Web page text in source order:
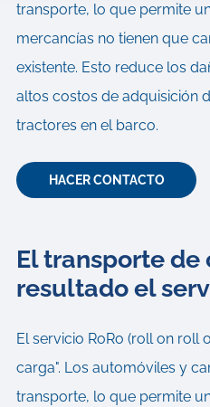
transporte, lo que permite
mercancías no tienen que
existente. Esto reduce los
altos costos de adquisición
tractores en el barco.
HACER CONTACTO
El transporte de
resultado el
El servicio RoRo (roll on roll
carga". Los automóviles y
transporte, lo que permite